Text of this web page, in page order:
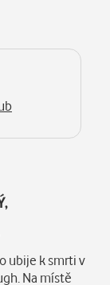
ubije k smrti v
Na místě